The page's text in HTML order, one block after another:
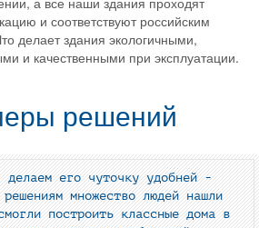
и соответствуют российским
делает здания экологичными,
и качественными при эксплуатации.
решений
его чуточку удобней -
множество людей нашли
построить классные дома в